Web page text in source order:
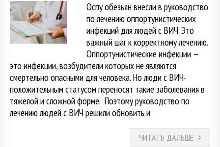
Оспу обезьян внесли в руководство
по лечению оппортунистических
инфекций для людей с ВИЧ. Это
важный шаг к корректному лечению.
Оппортунистические инфекции —
это инфекции, возбудители которых не являются
смертельно опасными для человека. Но люди с ВИЧ-
положительным статусом переносят такие заболевания в
тяжелой и сложной форме. Поэтому руководство по
лечению людей с ВИЧ решили обновить и
ЧИТАТЬ ДАЛЬШЕ